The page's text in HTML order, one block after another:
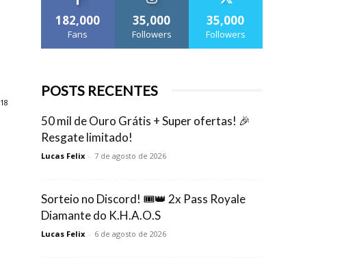
18
182,000
Fans
35,000
Followers
35,000
Followers
POSTS RECENTES
50 mil de Ouro Grátis + Super ofertas! 🎉
Resgate limitado!
Lucas Felix - 7 de agosto de 2026
Sorteio no Discord! 🎟️👑 2x Pass Royale
Diamante do K.H.A.O.S
Lucas Felix - 6 de agosto de 2026